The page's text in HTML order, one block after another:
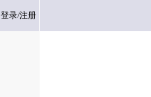
登录/注册